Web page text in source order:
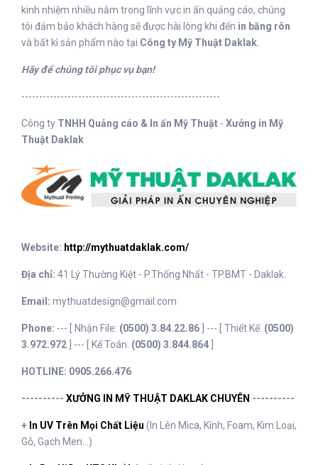
kinh nhiệm nhiều năm trong lĩnh vực in ấn quảng cáo, chúng
tôi đảm bảo khách hàng sẽ được hài lòng khi đến in băng rôn
và bất kì sản phẩm nào tại Công ty Mỹ Thuật Daklak
Hãy để chúng tôi phục vụ bạn!
--------------------------------------------------------
Công ty TNHH Quảng cáo & In ấn Mỹ Thuật - Xưởng in Mỹ
Thuật Daklak
Website: http://mythuatdaklak.com/
Địa chỉ: 41 Lý Thường Kiệt - P.Thống Nhất - TP.BMT - Daklak.
Email: mythuatdesign@gmail.com
Phone: --- [ Nhận File: (0500) 3.84.22.86 ] --- [ Thiết Kế: (0500)
3.972.972 ] --- [ Kế Toán: (0500) 3.844.864
HOTLINE: 0905.266.476
---------- XƯỞNG IN MỸ THUẬT DAKLAK CHUYÊN ----------
+ In UV Trên Mọi Chất Liệu (In Lên Mica, Kính, Foam, Kim Loại,
Gỗ, Gạch Men...)